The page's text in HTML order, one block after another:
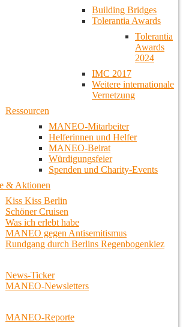
Building Bridges
Tolerantia Awards
Tolerantia
Awards
2024
IMC 2017
Weitere internationale
Vernetzung
Ressourcen
MANEO-Mitarbeiter
Helferinnen und Helfer
MANEO-Beirat
Würdigungsfeier
Spenden und Charity-Events
& Aktionen
Kiss Kiss Berlin
Schöner Cruisen
Was ich erlebt habe
MANEO gegen Antisemitismus
Rundgang durch Berlins Regenbogenkiez
News-Ticker
MANEO-Newsletters
MANEO-Reporte